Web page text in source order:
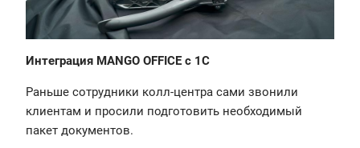
Интеграция MANGO OFFICE с 1C
Раньше сотрудники колл-центра сами звонили
клиентам и просили подготовить необходимый
пакет документов.